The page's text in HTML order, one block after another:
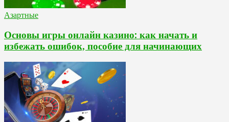
Азартные
Основы игры онлайн казино: как начать и
избежать ошибок, пособие для начинающих